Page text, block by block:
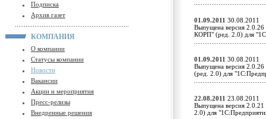
Подписка
Архив газет
КОМПАНИЯ
О компании
Статусы компании
Новости
Вакансии
Акции и мероприятия
Пресс-релизы
Внедренные решения
01.09.2011 30.08.2011
Выпущена версия 2.0.26
КОРП" (ред. 2.0) для
01.09.2011 30.08.2011
Выпущена версия 2.0.26
(ред. 2.0) для
22.08.2011 23.08.2011
Выпущена версия
2.0) для